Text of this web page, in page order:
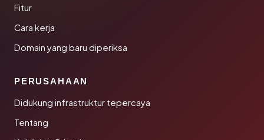
Fitur
Cara kerja
Domain yang baru diperiksa
PERUSAHAAN
Didukung infrastruktur tepercaya
Tentang